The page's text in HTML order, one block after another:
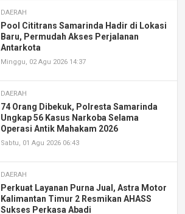
DAERAH
Pool Cititrans Samarinda Hadir di Lokasi
Baru, Permudah Akses Perjalanan
Antarkota
Minggu, 02 Agu 2026 14:37
DAERAH
74 Orang Dibekuk, Polresta Samarinda
Ungkap 56 Kasus Narkoba Selama
Operasi Antik Mahakam 2026
Sabtu, 01 Agu 2026 06:43
DAERAH
Perkuat Layanan Purna Jual, Astra Motor
Kalimantan Timur 2 Resmikan AHASS
Sukses Perkasa Abadi